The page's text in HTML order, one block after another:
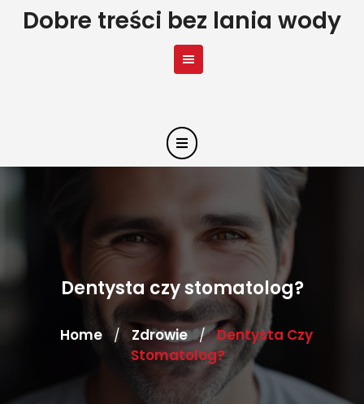
SkipDobre treści bez lania wody
Dentysta czy stomatolog?
Home / Zdrowie / Dentysta Czy
Stomatolog?